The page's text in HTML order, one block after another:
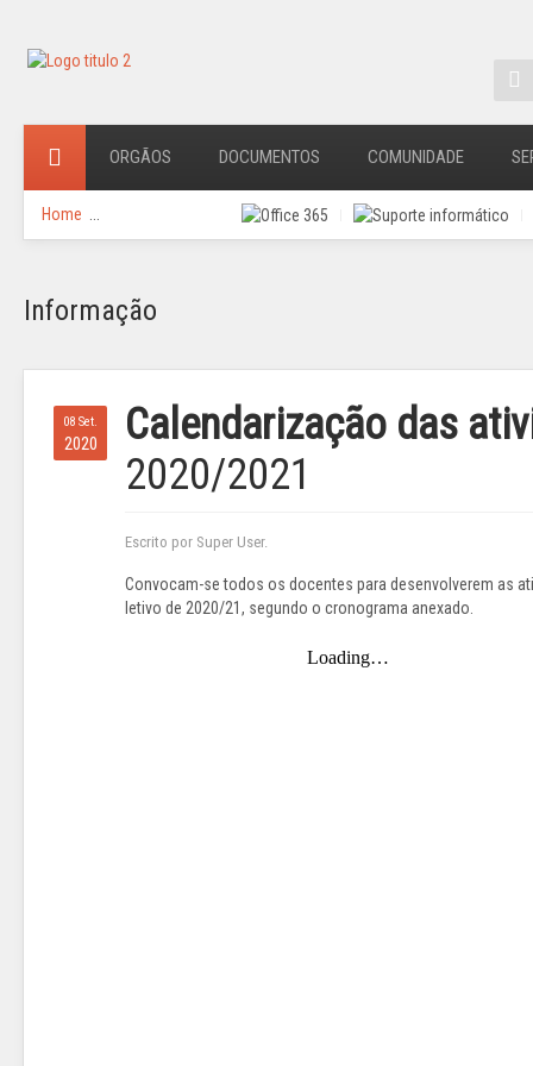
ORGÃOS DOCUMENTOS COMUNIDADE
Home
Informação
08 Set.
2020
Calendarização das
2020/2021
Escrito por Super User.
Convocam-se todos os docentes para desenvolverem as
letivo de 2020/21, segundo o cronograma anexado.